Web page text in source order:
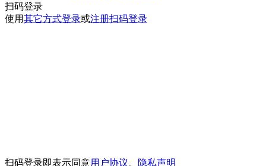
扫码登录
使用其它方式登录或注册扫码登录
扫码登录即表示同意用户协议 隐私声明